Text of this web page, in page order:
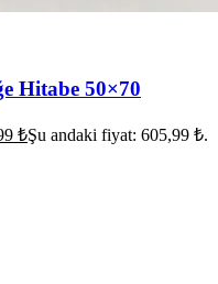
Hitabe 50×70
₺Şu andaki fiyat: 605,99 ₺.